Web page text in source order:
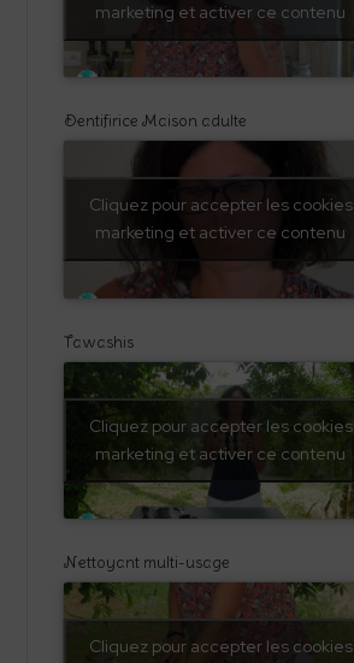
marketing et activer ce contenu
Dentifirice Maison adulte
Cliquez pour accepter les cookies
marketing et activer ce contenu
Tawashis
Cliquez pour accepter les cookies
marketing et activer ce contenu
Nettoyant multi-usage
Cliquez pour accepter les cookies